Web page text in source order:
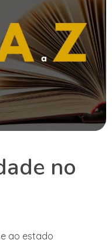
no
ao estado